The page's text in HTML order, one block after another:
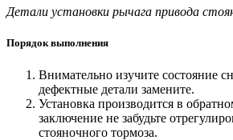
Детали установки рычага привода
Порядок выполнения
Внимательно изучите состояние
дефектные детали замените.
Установка производится в
заключение не забудьте
стояночного тормоза.